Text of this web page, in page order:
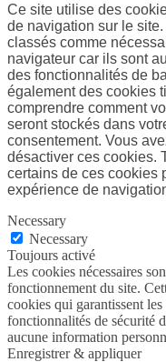
Ce site utilise des
de navigation sur le
classés comme
navigateur car ils sont
des fonctionnalités de
également des cookies
comprendre comment
seront stockés dans
consentement. Vous
désactiver ces cookies.
certains de ces cookies
expérience de
Necessary
Necessary
Toujours activé
Les cookies nécessaires
fonctionnement du site.
cookies qui garantissent
fonctionnalités de sécurité
aucune information
Enregistrer & appliquer